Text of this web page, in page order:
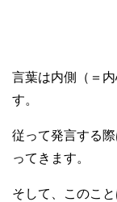
言葉は内側（＝
す。
従って発言する
ってきます。
そして、このこ